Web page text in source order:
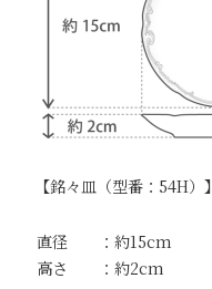
【銘々皿（型番：54H）】
直径 ：約15cm
高さ ：約2cm